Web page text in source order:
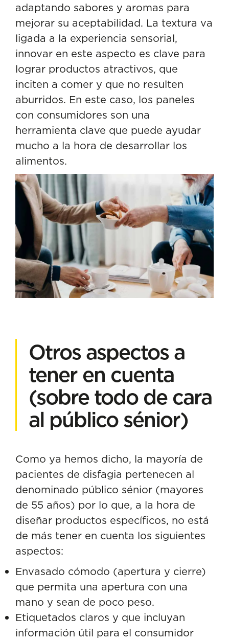
adaptando sabores y aromas para
mejorar su aceptabilidad. La textura va
ligada a la experiencia sensorial,
innovar en este aspecto es clave para
lograr productos atractivos, que
inciten a comer y que no resulten
aburridos. En este caso, los paneles
con consumidores son una
herramienta clave que puede ayudar
mucho a la hora de desarrollar los
alimentos.
Otros aspectos a
tener en cuenta
(sobre todo de cara
al público sénior)
Como ya hemos dicho, la mayoría de
pacientes de disfagia pertenecen al
denominado público sénior (mayores
de 55 años) por lo que, a la hora de
diseñar productos específicos, no está
de más tener en cuenta los siguientes
aspectos:
Envasado cómodo (apertura y cierre)
que permita una apertura con una
mano y sean de poco peso.
Etiquetados claros y que incluyan
información útil para el consumidor